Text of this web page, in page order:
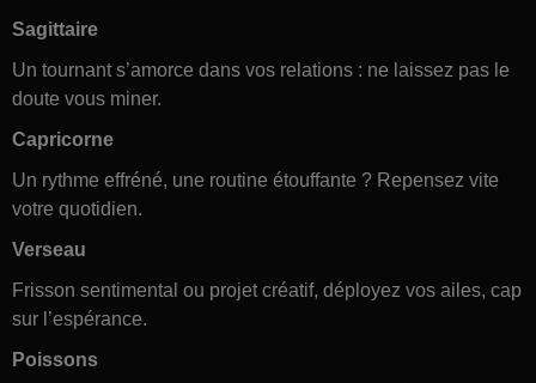
Sagittaire
Un tournant s’amorce dans vos relations : ne laissez pas le
doute vous miner.
Capricorne
Un rythme effréné, une routine étouffante ? Repensez vite
votre quotidien.
Verseau
Frisson sentimental ou projet créatif, déployez vos ailes, cap
sur l’espérance.
Poissons